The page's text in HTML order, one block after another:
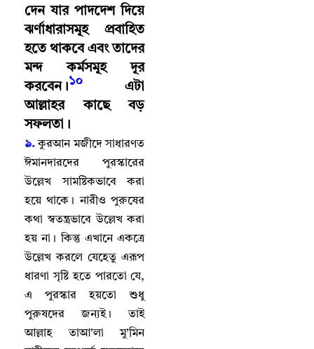
দেন যার পাদদেশ দিয়ে
ঝর্ণাধারাসমূহ প্রবাহিত
হতে থাকবে এবং তাদের
মন্দ কর্মসমূহ দূর
করবেন।১০
এটা
আল্লাহর কাছে বড়
সফলতা ।
৯.কুরআন মজীদে সাধারণত
ঈমানদারদের পুরস্কারের
উল্লেখ সামষ্টিকভাবে করা
হয়ে থাকে । নারীও পুরুষের
কথা স্বতন্ত্রভাবে উল্লেখ করা
হয় না । কিন্তু এখানে একত্রে
উল্লেখ করলে যেহেতু এরূপ
ধারণা সৃষ্টি হতে পারতো যে,
এ পুরস্কার হয়তো শুধু
পুরুষদের জন্যই। তাই
আল্লাহ‌ তাআ’লা মু’মিন